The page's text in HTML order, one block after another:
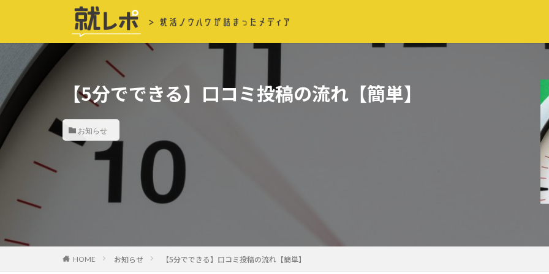
【5分でできる】口コミ投稿の流れ【簡単】
お知らせ
HOME お知らせ 【5分でできる】口コミ投稿の流れ【簡単】